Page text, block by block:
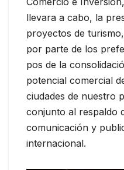
llevara a cabo, la
proyectos de
por parte de los
pos de la
potencial comercial
ciudades de nuestro
conjunto al respaldo
comunicación y
internacional.